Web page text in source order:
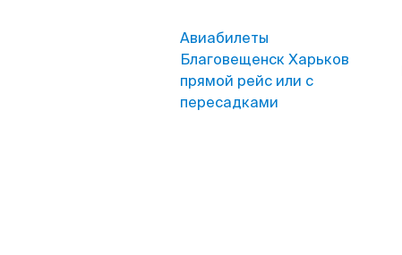
Авиабилеты
Благовещенск Харьков
прямой рейс или с
пересадками